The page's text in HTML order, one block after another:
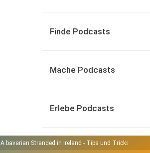
Finde Podcasts
Mache Podcasts
Erlebe Podcasts
A bavarian Stranded in Ireland - Tips und Tricks fuer